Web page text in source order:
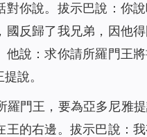
對你說。拔示巴說：你
國反歸了我兄弟，因他
他說：求你請所羅門王
說。
羅門王，要為亞多尼雅
王的右邊。拔示巴說：